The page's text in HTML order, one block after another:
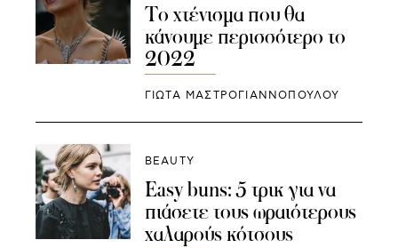
Το χτένισμα που θα
κάνουμε περισσότερο το
2022
ΓΙΩΤΑ ΜΑΣΤΡΟΓΙΑΝΝΟΠΟΥΛΟΥ
BEAUTY
Easy buns: 5 τρικ για να
πιάσετε τους ωραιότερους
χαλαρούς κότσους